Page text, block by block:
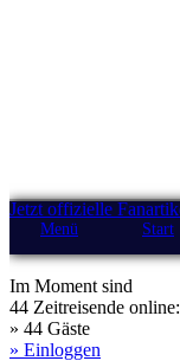
Jetzt offizielle
Menü Start
Im Moment sind
44 Zeitreisende online:
» 44 Gäste
» Einloggen